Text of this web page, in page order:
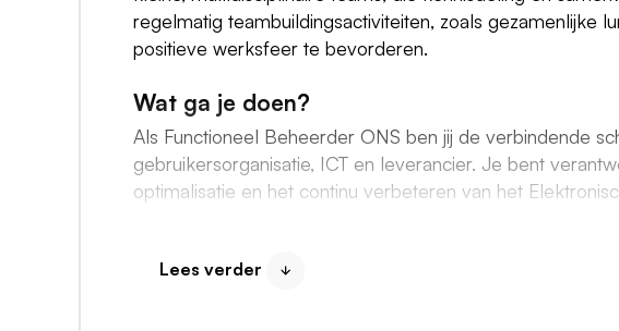
regelmatig teambuildingsactiviteiten, zoals gezamenlijke
positieve werksfeer te bevorderen.
Wat ga je doen?
Als Functioneel Beheerder ONS ben jij de verbindende
gebruikersorganisatie, ICT en leverancier. Je bent
optimalisatie en het continu verbeteren van het
het eerste aanspreekpunt voor functionele vragen,
Lees verder